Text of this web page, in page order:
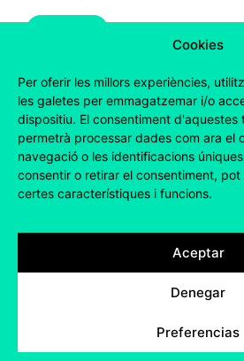
Cookies
Per oferir les millors experiències,
les galetes per emmagatzemar i/o
dispositiu. El consentiment d'aquestes
permetrà processar dades com ara el
navegació o les identificacions
consentir o retirar el consentiment,
certes característiques i funcions.
Aceptar
Denegar
Preferencias
He llegit i accepto lapolítica de
© 2026 ONDEUEV
AVÍS LEGAL
PRIVACITAT